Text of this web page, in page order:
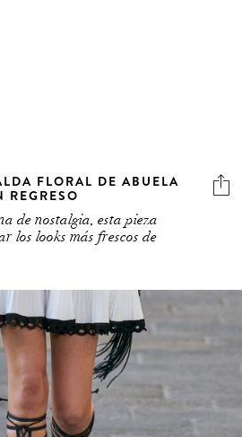
REGRESO
de nostalgia, esta pieza
los looks más frescos de